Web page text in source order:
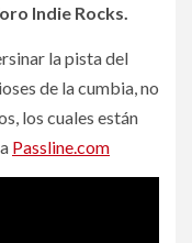
Indie Rocks.
la pista del
de la cumbia, no
los cuales están
Passline.com